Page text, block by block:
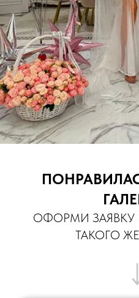
ОФОРМИ
ТАКОГО